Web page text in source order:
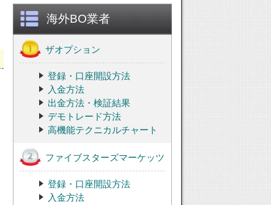
海外BO業者
ザオプション
登録・口座開設方法
入金方法
出金方法・検証結果
デモトレード方法
高機能テクニカルチャート
ファイブスターズマーケッツ
登録・口座開設方法
入金方法